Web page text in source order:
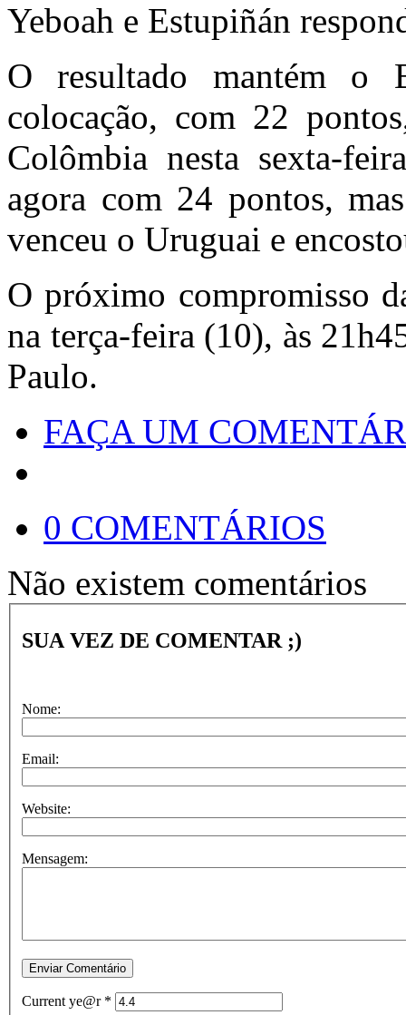
Yeboah e Estupiñán
O resultado mantém o
colocação, com 22
Colômbia nesta sexta-
agora com 24 pontos,
venceu o Uruguai e
O próximo compromisso
na terça-feira (10), às
Paulo.
FAÇA UM
0 COMENTÁRIOS
Não existem comentários
SUA VEZ DE COMENTAR ;)
Nome:
Email:
Website:
Mensagem:
Current ye@r *